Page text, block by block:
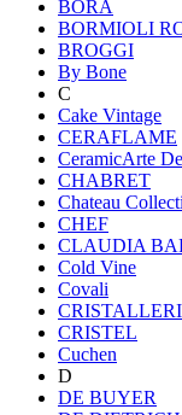
BORA
BORMIOLI
BROGGI
By Bone
C
Cake Vintage
CERAFLAME
CeramicArte
CHABRET
Chateau
CHEF
CLAUDIA
Cold Vine
Covali
CRISTEL
Cuchen
D
DE BUYER